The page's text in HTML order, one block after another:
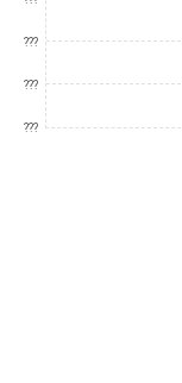
???
???
???